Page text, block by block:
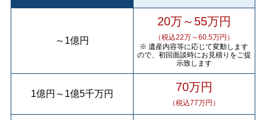
～ 1億円
20万～55万円
（税込22万～60.5万円）
※ 遺産内容等に応じて変動します
ので、初回面談時にお見積りをご提
示致します
1億円 ～ 1億5千万円 70万円
（税込77万円）